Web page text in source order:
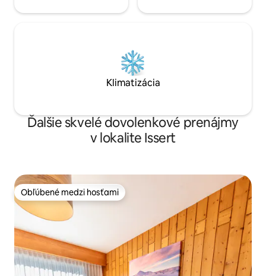
Klimatizácia
Ďalšie skvelé dovolenkové prenájmy
v lokalite Issert
Obľúbené medzi hosťami
Obľúbené medzi hosťami